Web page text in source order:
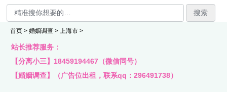
搜索
首页 > 婚姻调查 > 上海市 >
站长推荐服务：
【分离小三】18459194467（微信同号）
【婚姻调查】（广告位出租，联系qq：296491738）